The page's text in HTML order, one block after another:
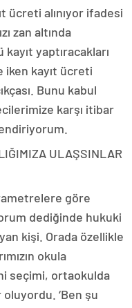
ücreti alınıyor ifadesi
zan altında
yaptıracakları
iken kayıt ücreti
Bunu kabul
karşı itibar
ULAŞSINLAR
göre
dediğinde hukuki
kişi. Orada özellikle
okula
seçimi, ortaokulda
‘Ben şu